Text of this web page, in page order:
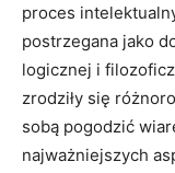
proces
postrzegana jako
logicznej i
zrodziły się
sobą pogodzić
najważniejszych